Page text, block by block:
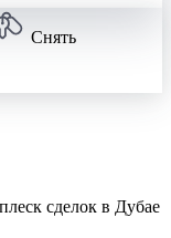
Снять
сделок в Дубае